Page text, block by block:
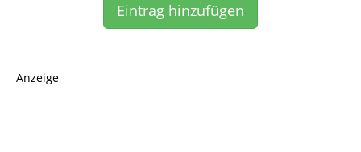
Eintrag hinzufügen
Anzeige